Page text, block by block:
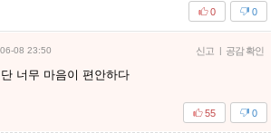
0
0
08 23:50 신고 | 공감 확인
너무 마음이 편안하다
0
55